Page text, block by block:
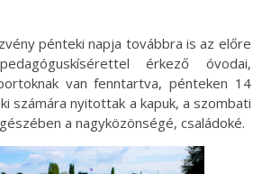
pénteki napja továbbra is az előre
érkező óvodai,
van fenntartva, pénteken 14
számára nyitottak a kapuk, a szombati
a nagyközönségé, családoké.